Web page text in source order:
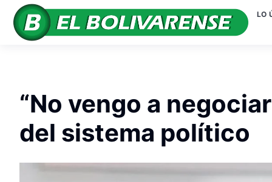
LO
“No vengo a
del sistema político